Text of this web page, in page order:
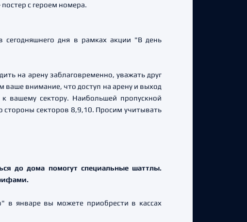
с героем номера.
сегодняшнего дня в рамках акции "В день
на арену заблаговременно, уважать друг
ваше внимание, что доступ на арену и выход
вашему сектору. Наибольшей пропускной
секторов 8,9,10. Просим учитывать
до дома помогут специальные шаттлы.
в январе вы можете приобрести в кассах